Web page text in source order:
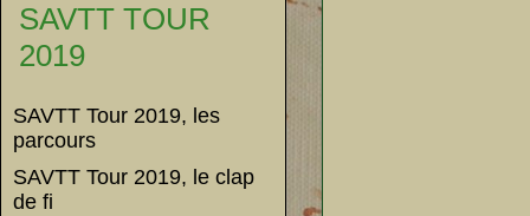
SAVTT TOUR
2019
SAVTT Tour 2019, les
parcours
SAVTT Tour 2019, le clap
de fi